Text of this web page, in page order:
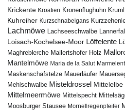
Krickente Kroatien Kronenflughuhn
Kuhreiher Kurzschnabelgans
Lachmöwe Lachseeschwalbe
Loisach-Kochelsee-Moor Löffelente
Maghreblerche Mallertshofer Holz
Mantelmöwe Maria de la Salut
Maskenschafstelze Mauerläufer
Mehlschwalbe Misteldrossel Mittelelbe
Mittelmeermöwe Mittelspecht
Moosburger Stausee Mornellregenpfeifer